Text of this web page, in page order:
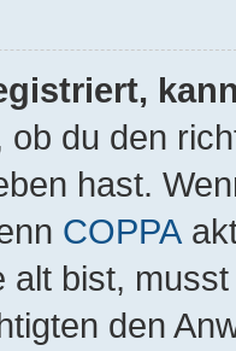
du den
hast.
COPPA
alt bist,
den